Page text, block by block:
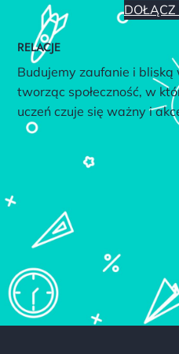
RELACJE
Budujemy zaufanie i bliską
tworząc społeczność, w
uczeń czuje się ważny i